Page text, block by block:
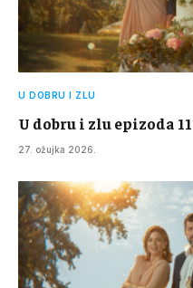
U DOBRU I ZLU
U dobru i zlu epizoda
27. ožujka 2026.